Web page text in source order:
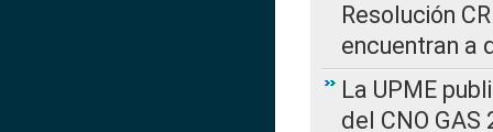
Resolución
encuentran a
La UPME
del CNO